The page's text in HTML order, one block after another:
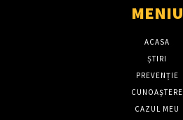
MENIU
ACASA
ȘTIRI
PREVENȚIE
CUNOAȘTERE
CAZUL MEU